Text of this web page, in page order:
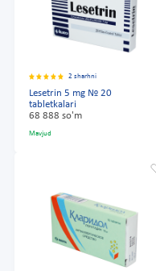
2 sharhni
Lesetrin 5 mg № 20
tabletkalari
68 888 so'm
Mavjud